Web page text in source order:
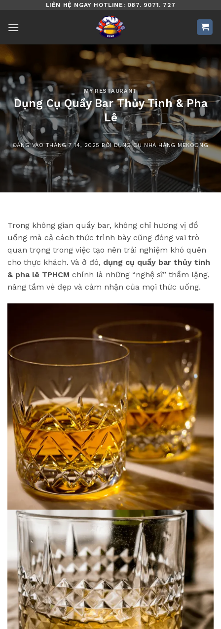
nội
dung
LIÊN HỆ NGAY HOTLINE: 087. 9071. 727
MY RESTAURANT
Dụng Cụ Quầy Bar Thủy Tinh & Pha
Lê
ĐĂNG VÀOTHÁNG 7 14, 2025 BỞIDỤNG CỤ NHÀ HÀNG MEKOONG
Trong không gian quầy bar, không chỉ hương vị đồ
uống mà cả cách thức trình bày cũng đóng vai trò
quan trọng trong việc tạo nên trải nghiệm khó quên
cho thực khách. Và ở đó, dụng cụ quầy bar thủy tinh
& pha lê TPHCM chính là những “nghệ sĩ” thầm lặng,
nâng tầm vẻ đẹp và cảm nhận của mọi thức uống.